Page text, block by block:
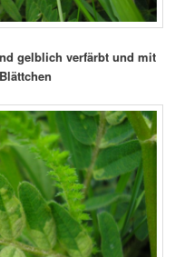
gelblich verfärbt und mit